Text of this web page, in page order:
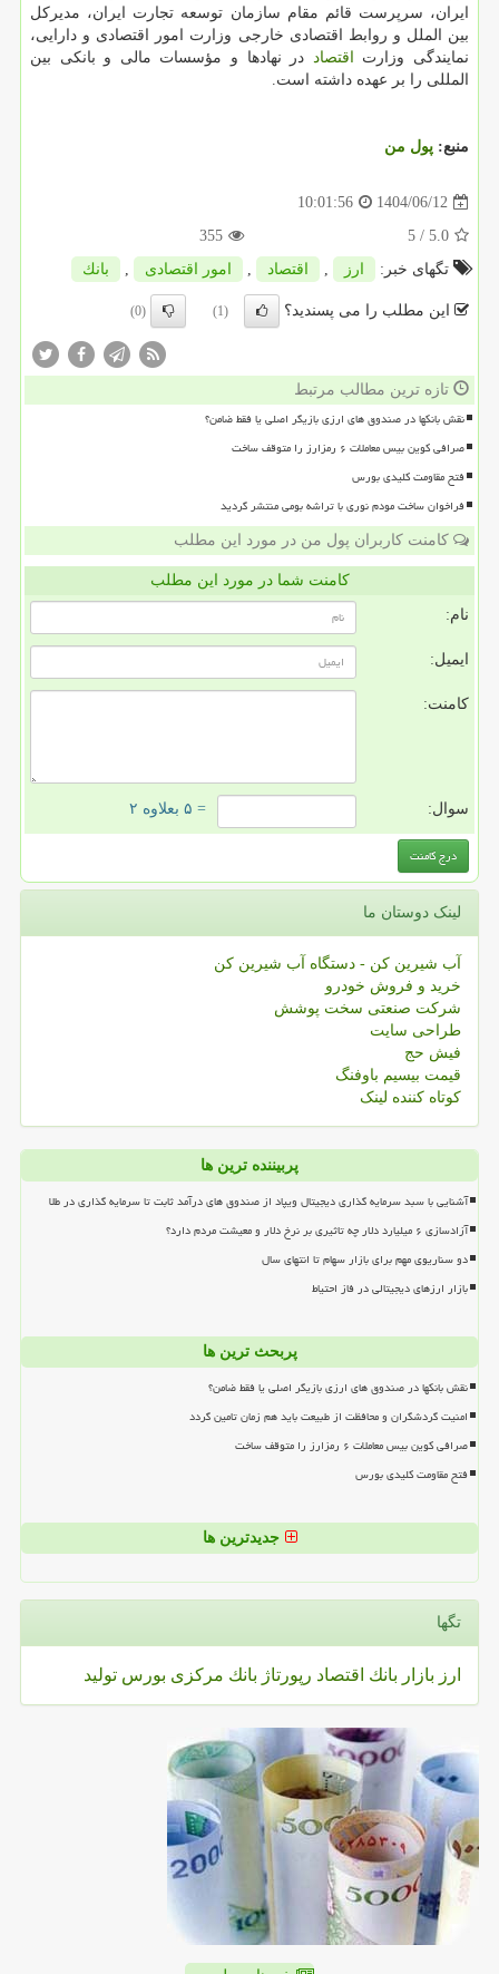
ایران، سرپرست قائم مقام سازمان توسعه تجارت ایران، مدیرکل
بین الملل و روابط اقتصادی خارجی وزارت امور اقتصادی و دارایی،
نمایندگی وزارت اقتصاد
در نهادها و مؤسسات مالی و بانکی بین
المللی را بر عهده داشته است.
منبع: پول من
1404/06/12
10:01:56
5.0
/ 5
355
تگهای خبر:
ارز , اقتصاد , امور اقتصادی , بانك
این مطلب را می پسندید؟ (1)
(0)
تازه ترین مطالب مرتبط
نقش بانکها در صندوق های ارزی بازیگر اصلی یا فقط ضامن؟
صرافی کوین بیس معاملات ۶ رمزارز را متوقف ساخت
فتح مقاومت کلیدی بورس
فراخوان ساخت مودم نوری با تراشه بومی منتشر گردید
کامنت کاربران پول من در مورد این مطلب
کامنت شما در مورد این مطلب
نام:
ایمیل:
کامنت:
سوال: = ۵ بعلاوه ۲
لینک دوستان ما
آب شیرین کن - دستگاه آب شیرین کن
خرید و فروش خودرو
شرکت صنعتی سخت پوشش
طراحی سایت
فیش حج
قیمت بیسیم باوفنگ
کوتاه کننده لینک
پربیننده ترین ها
آشنایی با سبد سرمایه گذاری دیجیتال ویپاد از صندوق های درآمد ثابت تا سرمایه گذاری در طلا
آزادسازی ۶ میلیارد دلار چه تاثیری بر نرخ دلار و معیشت مردم دارد؟
دو سناریوی مهم برای بازار سهام تا انتهای سال
بازار ارزهای دیجیتالی در فاز احتیاط
پربحث ترین ها
نقش بانکها در صندوق های ارزی بازیگر اصلی یا فقط ضامن؟
امنیت گردشگران و محافظت از طبیعت باید هم زمان تامین گردد
صرافی کوین بیس معاملات ۶ رمزارز را متوقف ساخت
فتح مقاومت کلیدی بورس
جدیدترین ها
تگها
ارز بازار بانك اقتصاد رپورتاژ بانك مركزی بورس تولید